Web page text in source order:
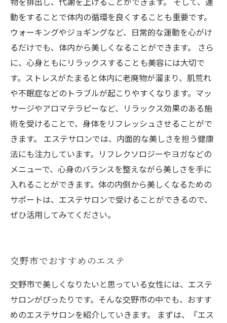
動をすることで体内の循環を良くすることも重要です。
ウォーキングやジョギングなど、日常的な運動を心がけ
るだけでも、体内から美しくなることができます。 さら
に、心身ともにリラックスすることも美容には大切で
す。ストレスがたまると体内に老廃物が溜まり、肌荒れ
や不眠症などのトラブルが起こりやすくなります。マッ
サージやアロマテラピーなど、リラックス効果のある施
術を受けることで、身体をリフレッシュさせることがで
きます。 エステサロンでは、内面的な美しさを担う健康
法にも注力しています。リフレクソロジーやヨガなどの
メニューで、心身のバランスを整えながら美しさを手に
入れることができます。体の内側から美しくなるための
サポートは、エステサロンで受けることができるので、
ぜひ活用してみてください。
交野市でおすすめのエステ
交野市で美しくなりたいと思っている女性には、エステ
サロンがぴったりです。そんな交野市の中でも、おすす
めのエステサロンを紹介していきます。 まずは、『エス